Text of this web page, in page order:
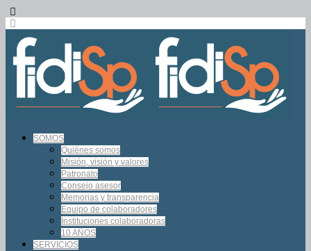
SOMOS
Quiénes somos
Misión, visión y valores
Patronato
Consejo asesor
Memorias y transparencia
Equipo de colaboradores
Instituciones colaboradoras
10 AÑOS
SERVICIOS